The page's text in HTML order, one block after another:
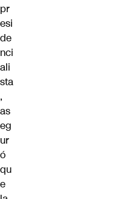
pr
esi
de
nci
ali
sta
,
as
eg
ur
ó
qu
e